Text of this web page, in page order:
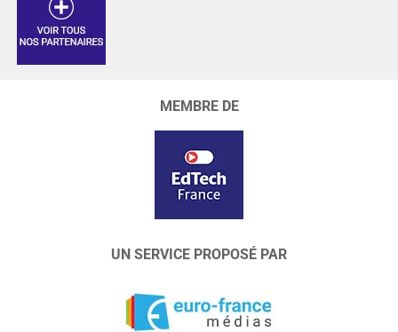
MEMBRE DE
UN SERVICE PROPOSÉ PAR